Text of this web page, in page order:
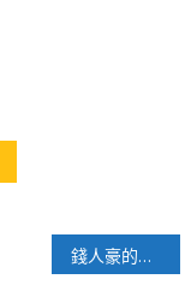
錢人豪的斜槓人生！